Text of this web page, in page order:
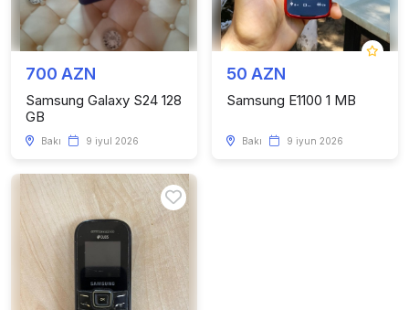
700 AZN
Samsung Galaxy S24 128
GB
Bakı 9 iyul 2026
50 AZN
Samsung E1100 1 MB
Bakı 9 iyun 2026